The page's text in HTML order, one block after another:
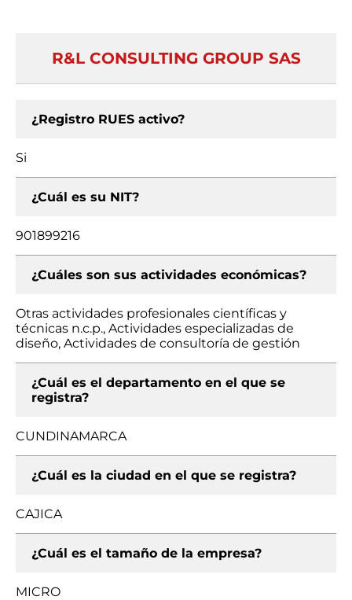
R&L CONSULTING GROUP SAS
¿Registro RUES activo?
Si
¿Cuál es su NIT?
901899216
¿Cuáles son sus actividades económicas?
Otras actividades profesionales científicas y
técnicas n.c.p., Actividades especializadas de
diseño, Actividades de consultoría de gestión
¿Cuál es el departamento en el que se
registra?
CUNDINAMARCA
¿Cuál es la ciudad en el que se registra?
CAJICA
¿Cuál es el tamaño de la empresa?
MICRO